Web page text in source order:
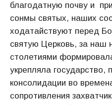
благодатную почву и
сонмы святых, наших
ходатайствуют перед
святую Церковь, за наш
столетиями
укрепляла государство,
консолидации во
сопротивления